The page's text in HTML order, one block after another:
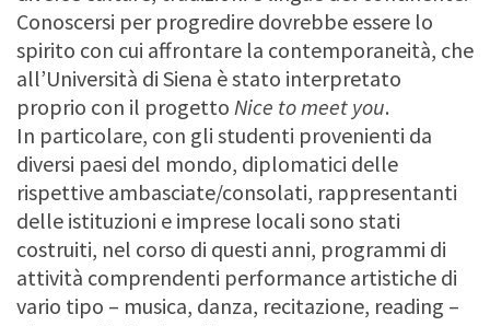
Conoscersi per progredire dovrebbe essere lo
spirito con cui affrontare la contemporaneità, che
all’Università di Siena è stato interpretato
proprio con il progetto Nice to meet you.
In particolare, con gli studenti provenienti da
diversi paesi del mondo, diplomatici delle
rispettive ambasciate/consolati, rappresentanti
delle istituzioni e imprese locali sono stati
costruiti, nel corso di questi anni, programmi di
attività comprendenti performance artistiche di
vario tipo – musica, danza, recitazione, reading –